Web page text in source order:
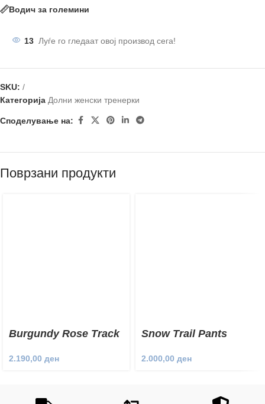
Водич за големини
13 Луѓе го гледаат овој производ сега!
SKU: /
Категорија Долни женски тренерки
Споделување на:
Поврзани продукти
Burgundy Rose Track
2.190,00 ден
Snow Trail Pants
2.000,00 ден